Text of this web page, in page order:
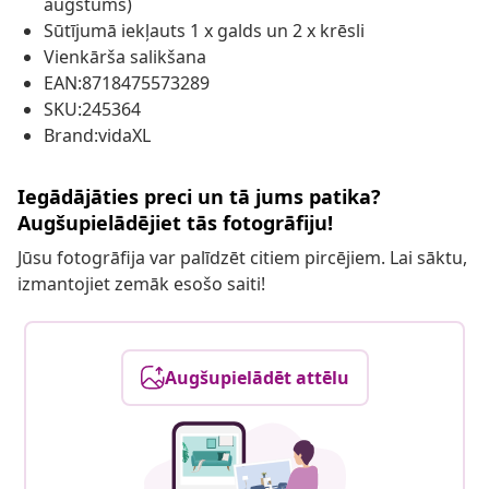
Sūtījumā iekļauts 1 x galds un 2 x krēsli
Vienkārša salikšana
EAN:8718475573289
SKU:245364
Brand:vidaXL
Iegādājāties preci un tā jums patika?
Augšupielādējiet tās fotogrāfiju!
Jūsu fotogrāfija var palīdzēt citiem pircējiem. Lai sāktu,
izmantojiet zemāk esošo saiti!
Augšupielādēt attēlu